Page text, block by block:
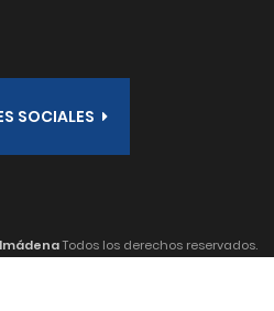
SOCIALES
Todos los derechos reservados.